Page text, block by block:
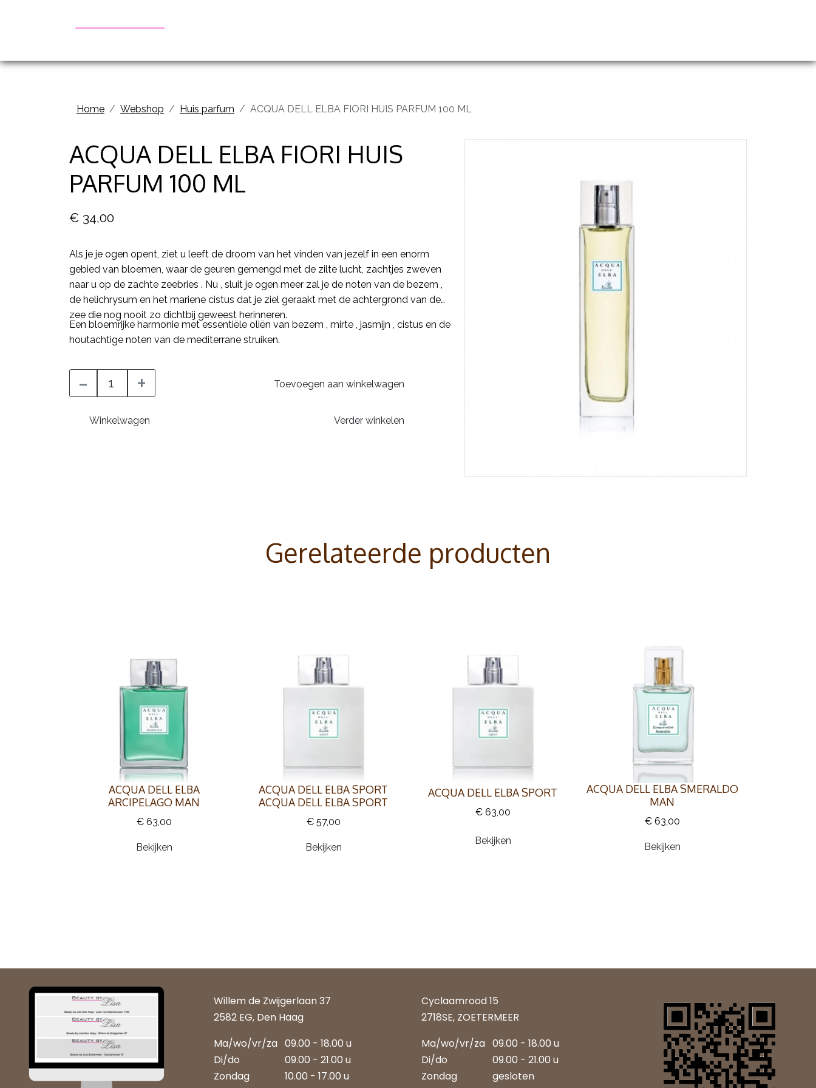
Home Webshop Huis parfum ACQUA DELL ELBA FIORI HUIS PARFUM 100 ML
ACQUA DELL ELBA FIORI HUIS
PARFUM 100 ML
€ 34,00
Als je je ogen opent, ziet u leeft de droom van het vinden van jezelf in een enorm
gebied van bloemen, waar de geuren gemengd met de zilte lucht, zachtjes zweven
naar u op de zachte zeebries . Nu , sluit je ogen meer zal je de noten van de bezem ,
de helichrysum en het mariene cistus dat je ziel geraakt met de achtergrond van de
zee die nog nooit zo dichtbij geweest herinneren.
Een bloemrijke harmonie met essentiële oliën van bezem , mirte , jasmijn , cistus en de
houtachtige noten van de mediterrane struiken.
- + Toevoegen aan winkelwagen
Winkelwagen Verder winkelen
Gerelateerde producten
ACQUA DELL ELBA
ARCIPELAGO MAN
€ 63,00
Bekijken
ACQUA DELL ELBA SPORT
ACQUA DELL ELBA SPORT
€ 57,00
Bekijken
ACQUA DELL ELBA SPORT
€ 63,00
Bekijken
ACQUA DELL ELBA SMERALDO
MAN
€ 63,00
Bekijken
Willem de Zwijgerlaan 37
2582 EG, Den Haag
Ma/wo/vr/za 09.00 - 18.00 u
Di/do
09.00 - 21.00 u
Zondag
10.00 - 17.00 u
Cyclaamrood 15
2718SE, ZOETERMEER
Ma/wo/vr/za 09.00 - 18.00 u
Di/do
09.00 - 21.00 u
Zondag
gesloten